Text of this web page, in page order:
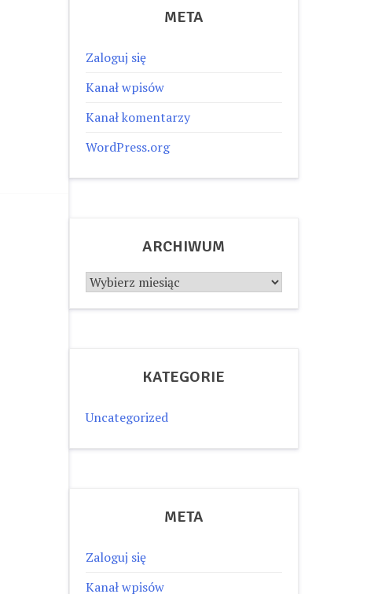
META
Zaloguj się
Kanał wpisów
Kanał komentarzy
WordPress.org
ARCHIWUM
Archiwum
KATEGORIE
Uncategorized
META
Zaloguj się
Kanał wpisów